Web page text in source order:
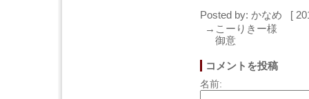
Posted by: かなめ [
→こーりきー様
御意
コメントを投稿
名前: